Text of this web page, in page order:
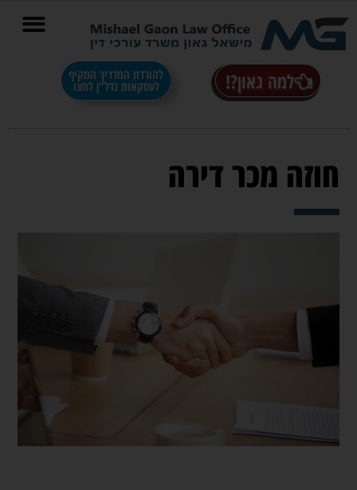
למה גאון?! להורדת המדריך המקיף
לעסקאות נדל"ן לחצו
חוזה מכר דירה